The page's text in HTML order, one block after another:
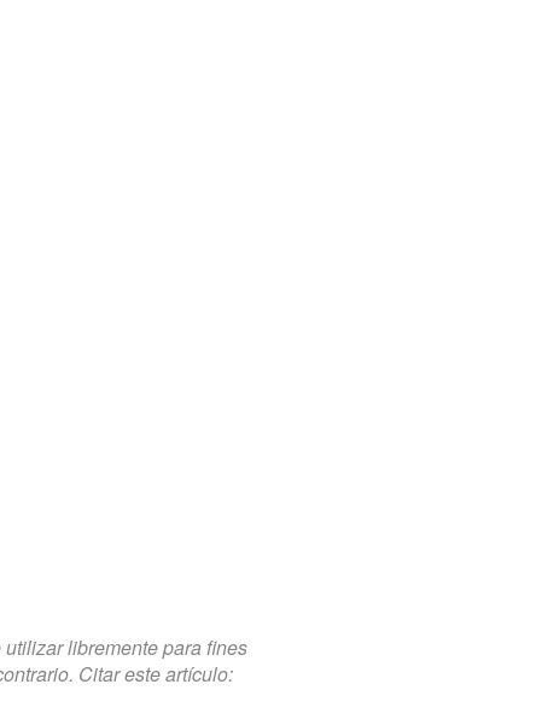
libremente para fines
Citar este artículo: